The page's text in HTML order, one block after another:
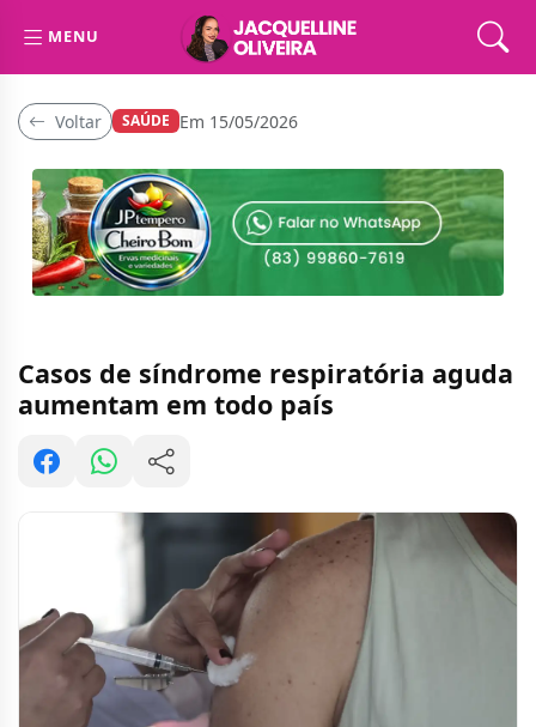
MENU
Voltar SAÚDE Em 15/05/2026
Casos de síndrome respiratória aguda
aumentam em todo país